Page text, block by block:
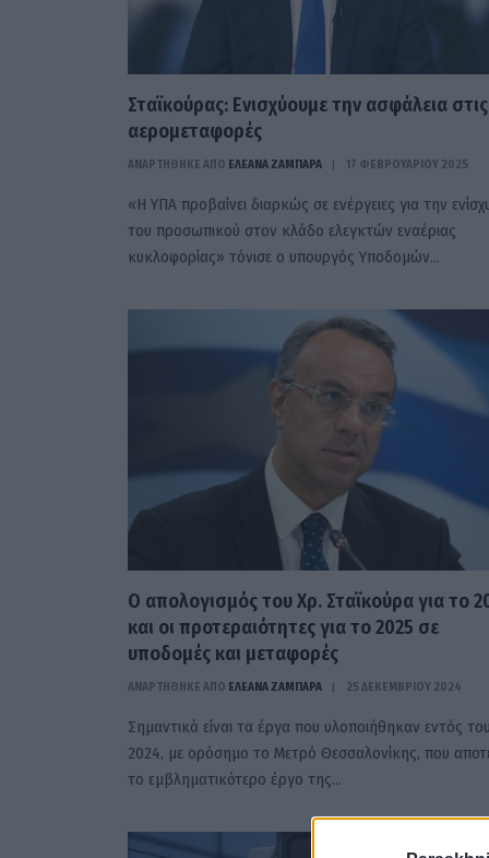
Σταϊκούρας: Ενισχύουμε την ασφάλεια στις
αερομεταφορές
ΑΝΑΡΤΗΘΗΚΕ ΑΠΟ ΕΛΕΑΝΑ ΖΑΜΠΑΡΑ 17 ΦΕΒΡΟΥΑΡΊΟΥ 2025
«Η ΥΠΑ προβαίνει διαρκώς σε ενέργειες για την
του προσωπικού στον κλάδο ελεγκτών εναέριας
κυκλοφορίας» τόνισε ο υπουργός Υποδομών…
Ο απολογισμός του Χρ. Σταϊκούρα για το
και οι προτεραιότητες για το 2025 σε
υποδομές και μεταφορές
ΑΝΑΡΤΗΘΗΚΕ ΑΠΟ ΕΛΕΑΝΑ ΖΑΜΠΑΡΑ 25 ΔΕΚΕΜΒΡΊΟΥ 2024
Σημαντικά είναι τα έργα που υλοποιήθηκαν εντός του
2024, με ορόσημο το Μετρό Θεσσαλονίκης, που
το εμβληματικότερο έργο της…